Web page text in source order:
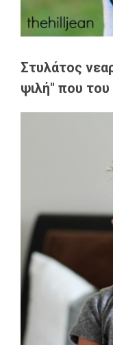
Στυλάτος
ψιλή" που του